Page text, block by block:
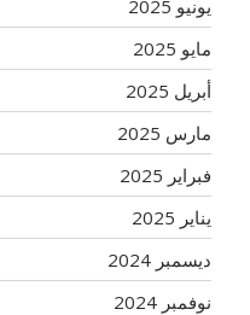
يونيو 2025
مايو 2025
أبريل 2025
مارس 2025
فبراير 2025
يناير 2025
ديسمبر 2024
نوفمبر 2024